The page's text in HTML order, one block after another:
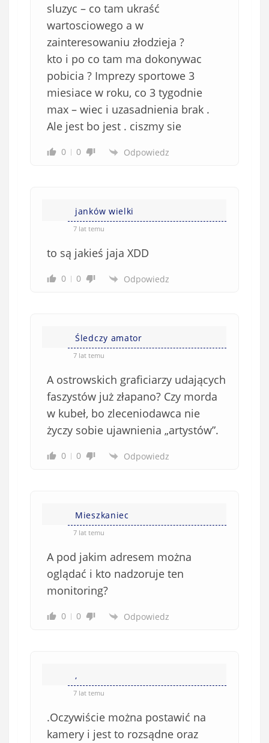
sluzyc – co tam ukraść
wartosciowego a w
zainteresowaniu złodzieja ?
kto i po co tam ma dokonywac
pobicia ? Imprezy sportowe 3
miesiace w roku, co 3 tygodnie
max – wiec i uzasadnienia brak .
Ale jest bo jest . ciszmy sie
0 0 Odpowiedz
janków wielki
7 lat temu
to są jakieś jaja XDD
0 0 Odpowiedz
Śledczy amator
7 lat temu
A ostrowskich graficiarzy udających
faszystów już złapano? Czy morda
w kubeł, bo zleceniodawca nie
życzy sobie ujawnienia „artystów”.
0 0 Odpowiedz
Mieszkaniec
7 lat temu
A pod jakim adresem można
oglądać i kto nadzoruje ten
monitoring?
0 0 Odpowiedz
,
7 lat temu
.Oczywiście można postawić na
kamery i jest to rozsądne oraz